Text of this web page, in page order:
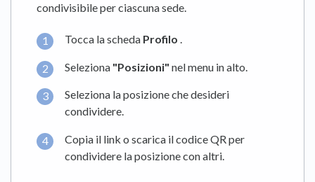
condivisibile per ciascuna sede.
Tocca la scheda Profilo .
Seleziona "Posizioni" nel menu in alto.
Seleziona la posizione che desideri
condividere.
Copia il link o scarica il codice QR per
condividere la posizione con altri.